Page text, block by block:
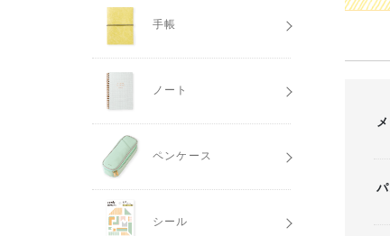
手帳
ノート
ペンケース
シール